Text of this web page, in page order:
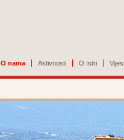
O nama Aktivnosti O Istri